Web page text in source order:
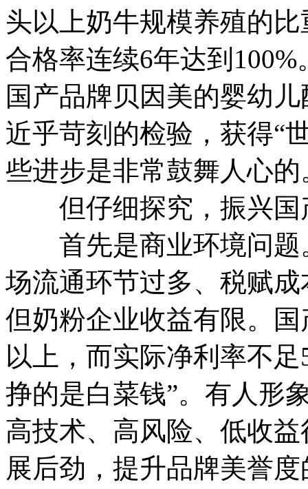
头以上奶牛规模养殖的
合格率连续6年达到
国产品牌贝因美的婴幼
近乎苛刻的检验，获得“
些进步是非常鼓舞人心的
但仔细探究，振兴国
首先是商业环境问题
场流通环节过多、税赋
但奶粉企业收益有限。
以上，而实际净利率不
挣的是白菜钱”。有人形
高技术、高风险、低收
展后劲，提升品牌美誉